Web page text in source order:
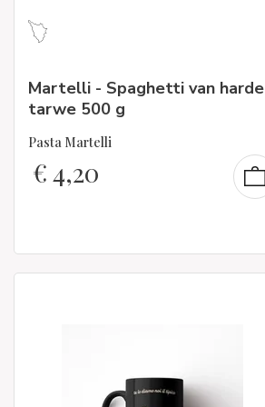
Martelli - Spaghetti van harde
tarwe 500 g
Pasta Martelli
€4,20